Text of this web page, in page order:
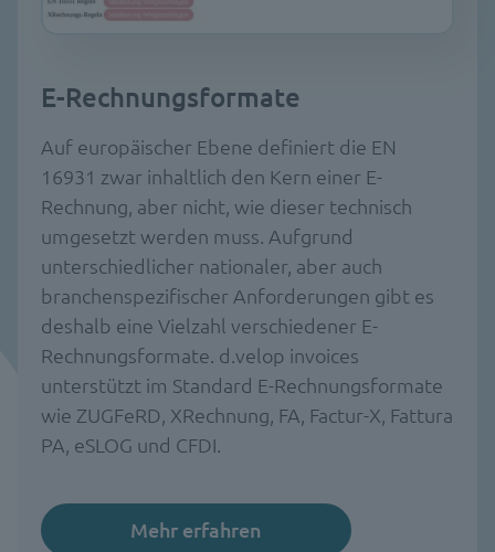
E-Rechnungsformate
Auf europäischer Ebene definiert die EN
16931 zwar inhaltlich den Kern einer E-
Rechnung, aber nicht, wie dieser technisch
umgesetzt werden muss. Aufgrund
unterschiedlicher nationaler, aber auch
branchenspezifischer Anforderungen gibt es
deshalb eine Vielzahl verschiedener E-
Rechnungsformate. d.velop invoices
unterstützt im Standard E-Rechnungsformate
wie ZUGFeRD, XRechnung, FA, Factur-X, Fattura
PA, eSLOG und CFDI.
Mehr erfahren